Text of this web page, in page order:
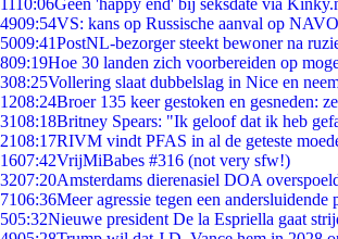
1110:06Geen 'happy end' bij seksdate via
4909:54VS: kans op Russische aanval op
5009:41PostNL-bezorger steekt bewoner na
809:19Hoe 30 landen zich voorbereiden op
308:25Vollering slaat dubbelslag in Nice en
1208:24Broer 135 keer gestoken en gesneden:
3108:18Britney Spears: "Ik geloof dat ik heb
2108:17RIVM vindt PFAS in al de geteste
1607:42VrijMiBabes #316 (not very sfw!)
3207:20Amsterdams dierenasiel DOA
7106:36Meer agressie tegen een
505:32Nieuwe president De la Espriella gaat